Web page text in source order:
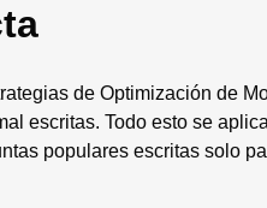
de Optimización de
escritas. Todo esto se
populares escritas solo